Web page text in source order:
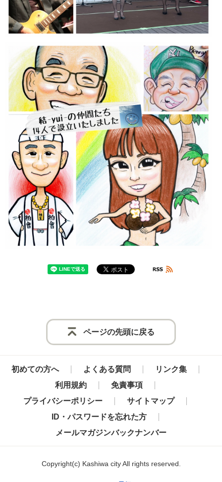
ページの先頭に戻る
初めての方へ よくある質問
リンク集
利用規約
免責事項
プライバシーポリシー
サイトマップ
ID・パスワードを忘れた方
メールマガジンバックナンバー
Copyright(c) Kashiwa city All rights reserved.